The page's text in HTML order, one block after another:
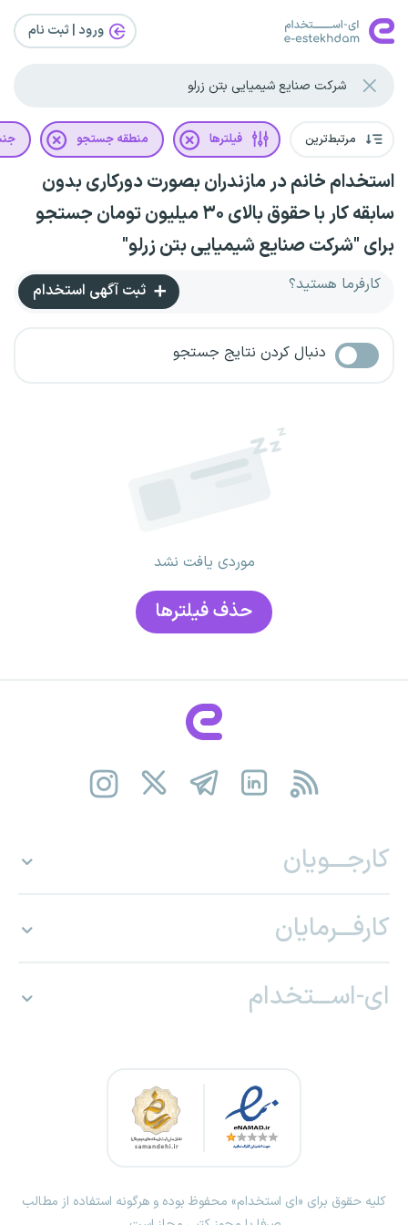
ورود | ثبت‌ نام
مرتبط‌ترین فیلترها منطقه جستجو
استخدام خانم در مازندران بصورت دورکاری بدون
سابقه کار با حقوق بالای ۳۰ میلیون تومان جستجو
برای "شرکت صنایع شیمیایی بتن زرلو"
کارفرما هستید؟ ثبت آگهی استخدام
دنبال کردن نتایج جستجو
موردی یافت نشد
حذف فیلتر‌ها
کارجـــویان
کارفـــرمایان
ای-اســـتخدام
کلیه حقوق برای «ای استخدام» محفوظ بوده و هرگونه استفاده از مطالب